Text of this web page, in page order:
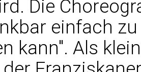
Die
einfach
kann". Als